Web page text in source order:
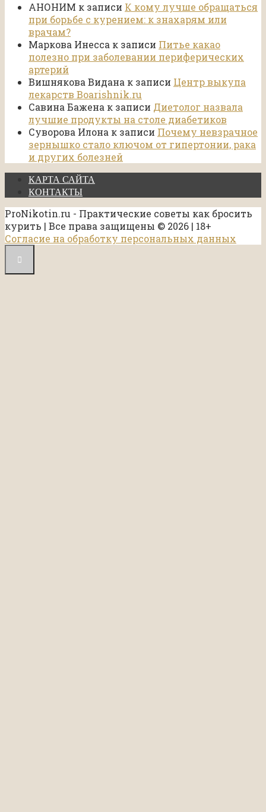
АНОНИМ к записи К кому лучше обращаться
при борьбе с курением: к знахарям или
врачам?
Маркова Инесса к записи Питье какао
полезно при заболевании периферических
артерий
Вишнякова Видана к записи Центр выкупа
лекарств Boarishnik.ru
Савина Бажена к записи Диетолог назвала
лучшие продукты на столе диабетиков
Суворова Илона к записи Почему невзрачное
зернышко стало ключом от гипертонии, рака
и других болезней
КАРТА САЙТА
КОНТАКТЫ
ProNikotin.ru - Практические советы как бросить
курить | Все права защищены © 2026 | 18+
Согласие на обработку персональных данных